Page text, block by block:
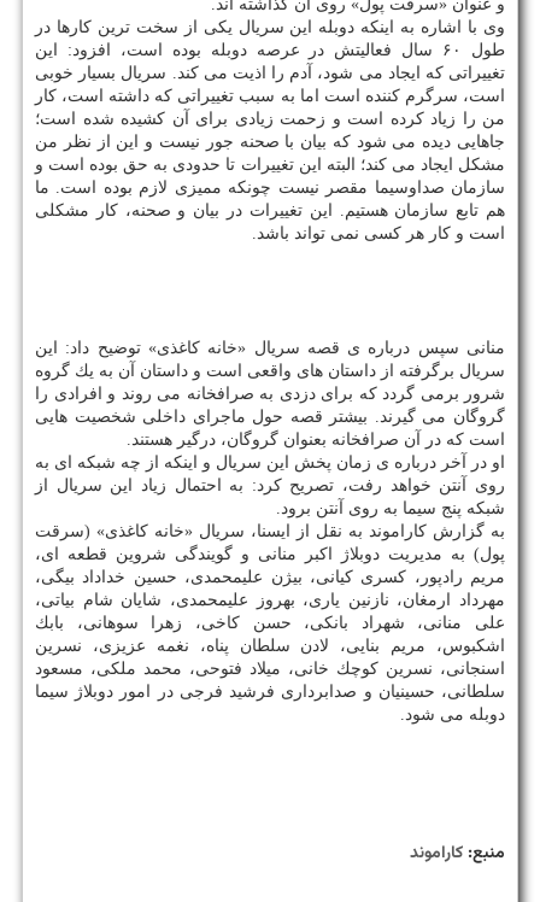
و عنوان «سرقت پول» روی آن گذاشته اند.
وی با اشاره به اینكه دوبله این سریال یكی از سخت ترین كارها در
طول ۶۰ سال فعالیتش در عرصه دوبله بوده است، افزود: این
تغییراتی كه ایجاد می شود، آدم را اذیت می كند. سریال بسیار خوبی
است، سرگرم كننده است اما به سبب تغییراتی كه داشته است، كار
من را زیاد كرده است و زحمت زیادی برای آن كشیده شده است؛
جاهایی دیده می شود كه بیان با صحنه جور نیست و این از نظر من
مشكل ایجاد می كند؛ البته این تغییرات تا حدودی به حق بوده است و
سازمان صداوسیما مقصر نیست چونكه ممیزی لازم بوده است. ما
هم تابع سازمان هستیم. این تغییرات در بیان و صحنه، كار مشكلی
است و كار هر كسی نمی تواند باشد.
منانی سپس درباره ی قصه سریال «خانه كاغذی» توضیح داد: این
سریال برگرفته از داستان های واقعی است و داستان آن به یك گروه
شرور برمی گردد كه برای دزدی به صرافخانه می روند و افرادی را
گروگان می گیرند. بیشتر قصه حول ماجرای داخلی شخصیت هایی
است كه در آن صرافخانه بعنوان گروگان، درگیر هستند.
او در آخر درباره ی زمان پخش این سریال و اینكه از چه شبكه ای به
روی آنتن خواهد رفت، تصریح كرد: به احتمال زیاد این سریال از
شبكه پنج سیما به روی آنتن برود.
به گزارش كاراموند به نقل از ایسنا، سریال «خانه كاغذی» (سرقت
پول) به مدیریت دوبلاژ اكبر منانی و گویندگی شروین قطعه ای،
مریم رادپور، كسری كیانی، بیژن علیمحمدی، حسین خداداد بیگی،
مهرداد ارمغان، نازنین یاری، بهروز علیمحمدی، شایان شام بیاتی،
علی منانی، شهراد بانكی، حسن كاخی، زهرا سوهانی، بابك
اشكبوس، مریم بنایی، لادن سلطان پناه، نغمه عزیزی، نسرین
اسنجانی، نسرین كوچك خانی، میلاد فتوحی، محمد ملكی، مسعود
سلطانی، حسینیان و صدابرداری فرشید فرجی در امور دوبلاژ سیما
دوبله می شود.
منبع: كاراموند